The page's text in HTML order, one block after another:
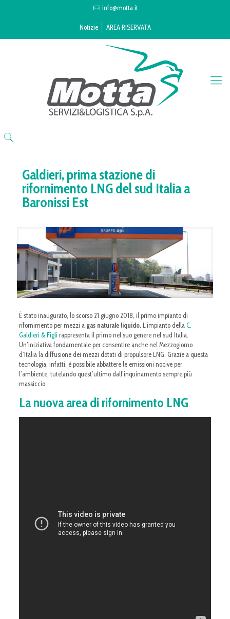
info@motta.it
Notizie AREA RISERVATA
Galdieri, prima stazione di
rifornimento LNG del sud Italia a
Baronissi Est
È stato inaugurato, lo scorso 21 giugno 2018, il primo impianto di
rifornimento per mezzi a gas naturale liquido. L’impianto dellaC.
Galdieri & Figli rappresenta il primo nel suo genere nel sud Italia.
Un’iniziativa fondamentale per consentire anche nel Mezzogiorno
d’Italia la diffusione dei mezzi dotati di propulsore LNG. Grazie a questa
tecnologia, infatti, è possibile abbattere le emissioni nocive per
l’ambiente, tutelando quest’ultimo dall’inquinamento sempre più
massiccio.
La nuova area di rifornimento LNG